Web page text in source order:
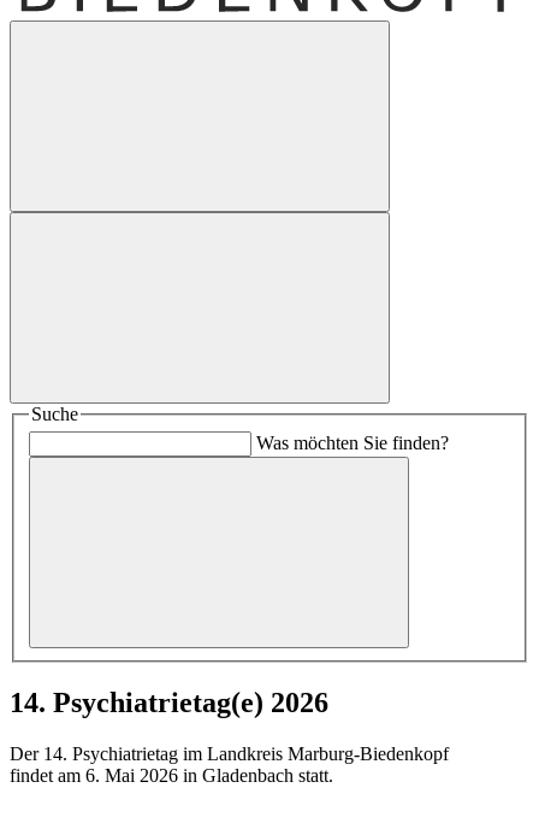
Suche
Was möchten Sie finden?
14. Psychiatrietag(e) 2026
Der 14. Psychiatrietag im Landkreis Marburg-Biedenkopf
findet am 6. Mai 2026 in Gladenbach statt.